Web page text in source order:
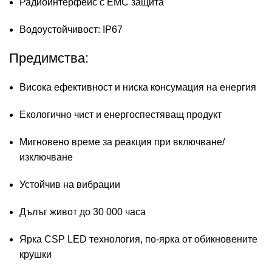
Радиоинтерфейс с EMC защита
Водоустойчивост: IP67
Предимства:
Висока ефективност и ниска консумация на енергия
Екологично чист и енергоспестяващ продукт
Мигновено време за реакция при включване/
изключване
Устойчив на вибрации
Дълъг живот до 30 000 часа
Ярка CSP LED технология, по-ярка от обикновените
крушки